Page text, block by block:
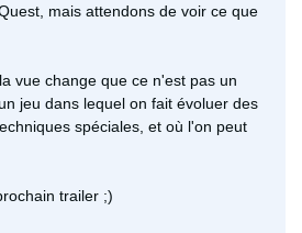
mais attendons de voir ce que
vue change que ce n'est pas un
jeu dans lequel on fait évoluer des
spéciales, et où l'on peut
trailer ;)